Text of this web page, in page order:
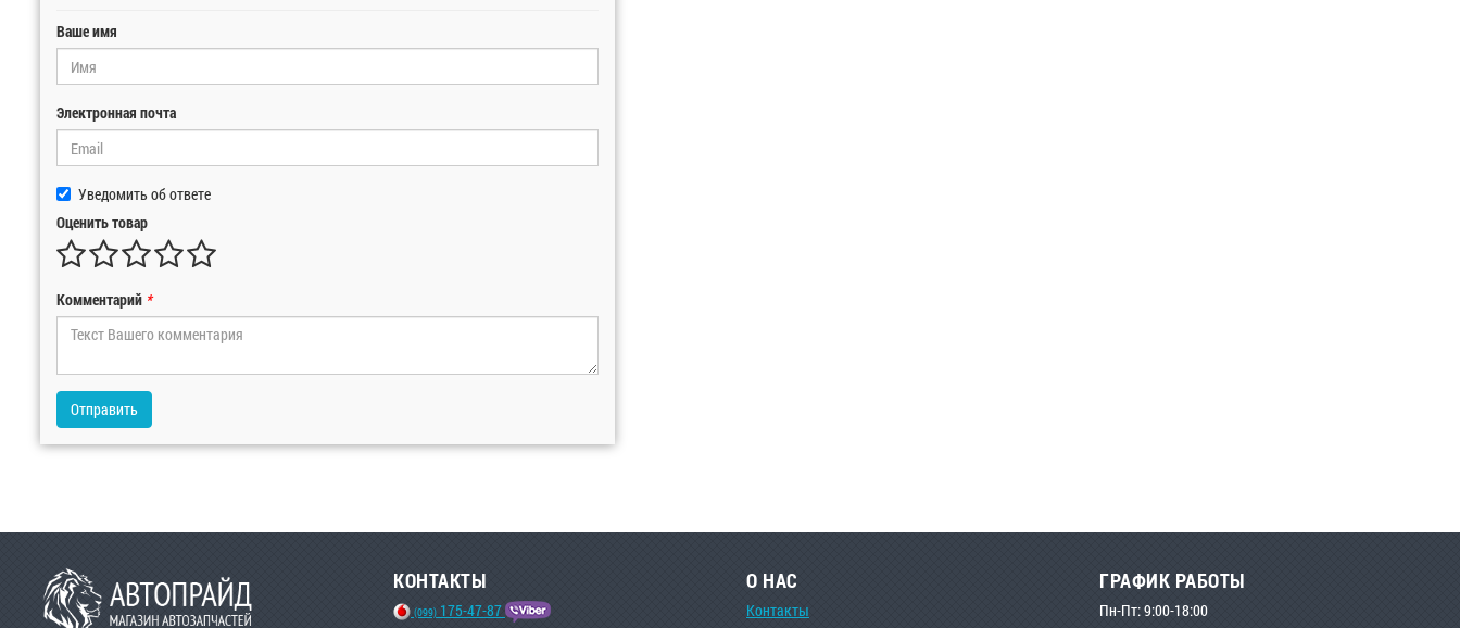
Ваше имя
Электронная почта
Уведомить об ответе
Оценить товар
Комментарий *
Отправить
КОНТАКТЫ
(099) 175-47-87
О НАС
Контакты
ГРАФИК РАБОТЫ
Пн-Пт: 9:00-18:00